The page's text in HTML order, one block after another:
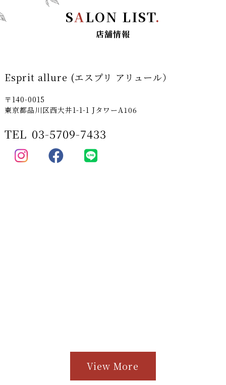
SALON LIST.
店舗情報
Esprit allure (エスプリ アリュール）
〒140-0015
東京都品川区西大井1-1-1 JタワーA106
TEL 03-5709-7433
View More